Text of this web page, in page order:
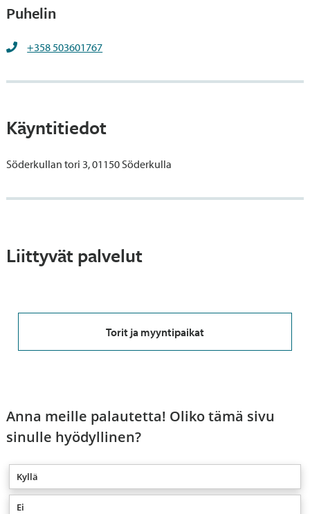
Puhelin
+358 503601767
Käyntitiedot
Söderkullan tori 3, 01150 Söderkulla
Liittyvät palvelut
Torit ja myyntipaikat
Anna meille palautetta! Oliko tämä sivu
sinulle hyödyllinen?
Kyllä
Ei